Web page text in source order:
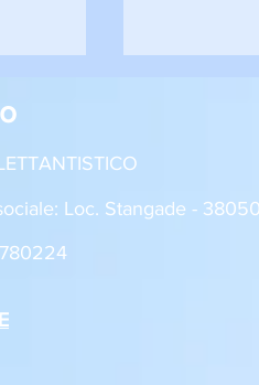
Loc. Stangade -